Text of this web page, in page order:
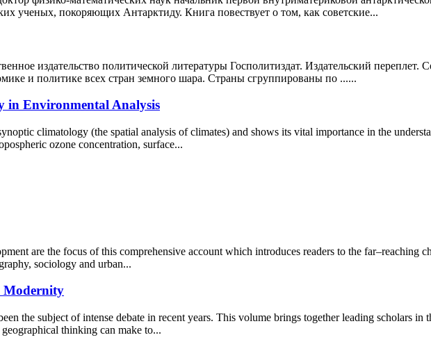
ученых, покоряющих Антарктиду. Книга повествует о том, как советские...
издательство политической литературы Госполитиздат. Издательский
и политике всех стран земного шара. Страны сгруппированы по ......
in Environmental Analysis
climatology (the spatial analysis of climates) and shows its vital importance in the
ozone concentration, surface...
are the focus of this comprehensive account which introduces readers to the far–reaching
sociology and urban...
Modernity
the subject of intense debate in recent years. This volume brings together leading scholars
thinking can make to...